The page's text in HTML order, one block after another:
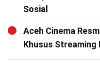
Sosial
Aceh Cinema
Khusus Streaming